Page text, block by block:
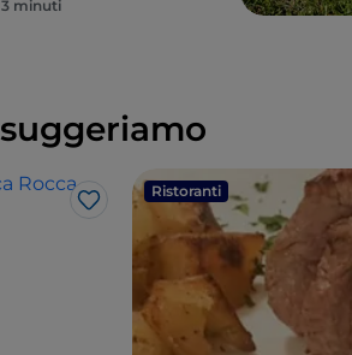
3 minuti
Like
Ristoranti